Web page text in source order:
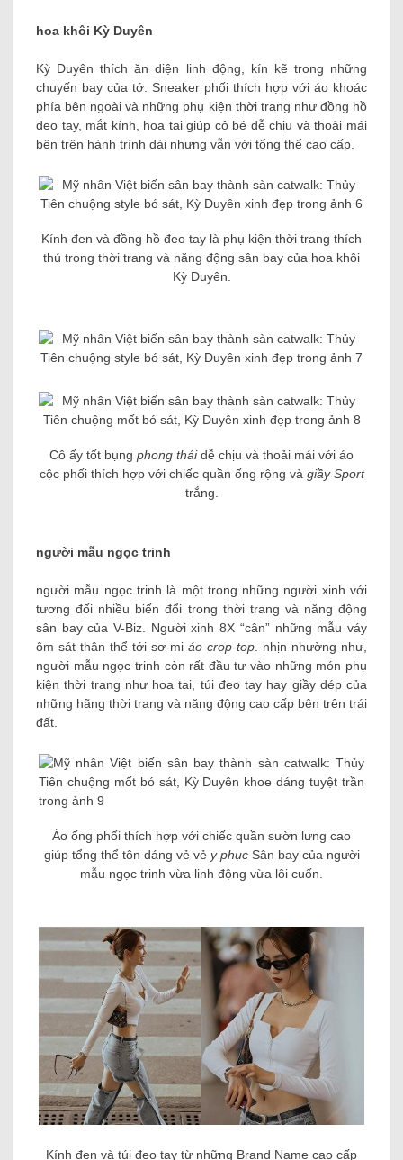
hoa khôi Kỳ Duyên
Kỳ Duyên thích ăn diện linh động, kín kẽ trong những
chuyến bay của tớ. Sneaker phối thích hợp với áo khoác
phía bên ngoài và những phụ kiện thời trang như đồng hồ
đeo tay, mắt kính, hoa tai giúp cô bé dễ chịu và thoải mái
bên trên hành trình dài nhưng vẫn với tổng thể cao cấp.
Kính đen và đồng hồ đeo tay là phụ kiện thời trang thích
thú trong thời trang và năng động sân bay của hoa khôi
Kỳ Duyên.
Cô ấy tốt bụng phong tháidễ chịu và thoải mái với áo
cộc phối thích hợp với chiếc quần ống rộng và giầy Sport
trắng.
người mẫu ngọc trinh
người mẫu ngọc trinh là một trong những người xinh với
tương đối nhiều biến đổi trong thời trang và năng động
sân bay của V-Biz. Người xinh 8X “cân” những mẫu váy
ôm sát thân thể tới sơ-mi áo crop-top. nhịn nhường như,
người mẫu ngọc trinh còn rất đầu tư vào những món phụ
kiện thời trang như hoa tai, túi đeo tay hay giầy dép của
những hãng thời trang và năng động cao cấp bên trên trái
đất.
Áo ống phối thích hợp với chiếc quần sườn lưng cao
giúp tổng thể tôn dáng vẻ vẻ y phụcSân bay của người
mẫu ngọc trinh vừa linh động vừa lôi cuốn.
Kính đen và túi đeo tay từ những Brand Name cao cấp